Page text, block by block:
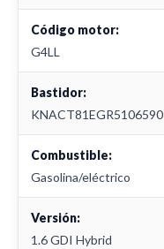
Código motor:
G4LL
Bastidor:
KNACT81EGR5106590
Combustible:
Gasolina/eléctrico
Versión:
1.6 GDI Hybrid